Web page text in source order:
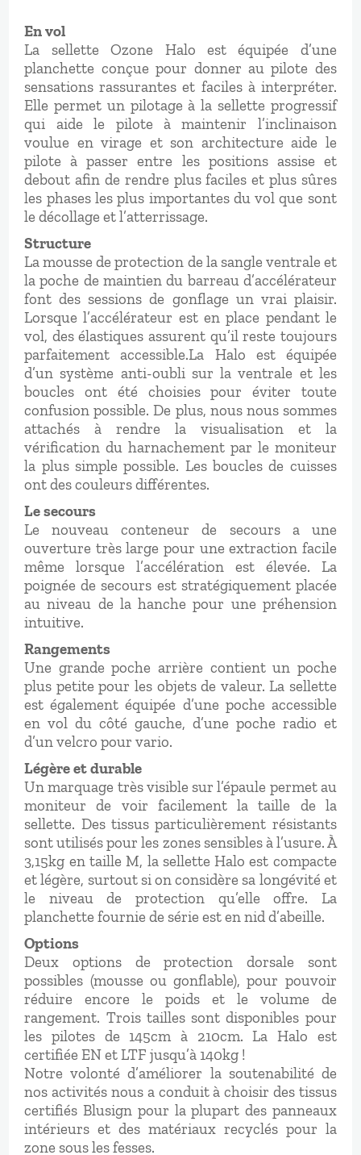
En vol
La sellette Ozone Halo est équipée d’une
planchette conçue pour donner au pilote des
sensations rassurantes et faciles à interpréter.
Elle permet un pilotage à la sellette progressif
qui aide le pilote à maintenir l’inclinaison
voulue en virage et son architecture aide le
pilote à passer entre les positions assise et
debout afin de rendre plus faciles et plus sûres
les phases les plus importantes du vol que sont
le décollage et l’atterrissage.
Structure
La mousse de protection de la sangle ventrale et
la poche de maintien du barreau d’accélérateur
font des sessions de gonflage un vrai plaisir.
Lorsque l’accélérateur est en place pendant le
vol, des élastiques assurent qu’il reste toujours
parfaitement accessible.La Halo est équipée
d’un système anti-oubli sur la ventrale et les
boucles ont été choisies pour éviter toute
confusion possible. De plus, nous nous sommes
attachés à rendre la visualisation et la
vérification du harnachement par le moniteur
la plus simple possible. Les boucles de cuisses
ont des couleurs différentes.
Le secours
Le nouveau conteneur de secours a une
ouverture très large pour une extraction facile
même lorsque l’accélération est élevée. La
poignée de secours est stratégiquement placée
au niveau de la hanche pour une préhension
intuitive.
Rangements
Une grande poche arrière contient un poche
plus petite pour les objets de valeur. La sellette
est également équipée d’une poche accessible
en vol du côté gauche, d’une poche radio et
d’un velcro pour vario.
Légère et durable
Un marquage très visible sur l’épaule permet au
moniteur de voir facilement la taille de la
sellette. Des tissus particulièrement résistants
sont utilisés pour les zones sensibles à l’usure. À
3,15kg en taille M, la sellette Halo est compacte
et légère, surtout si on considère sa longévité et
le niveau de protection qu’elle offre. La
planchette fournie de série est en nid d’abeille.
Options
Deux options de protection dorsale sont
possibles (mousse ou gonflable), pour pouvoir
réduire encore le poids et le volume de
rangement. Trois tailles sont disponibles pour
les pilotes de 145cm à 210cm. La Halo est
certifiée EN et LTF jusqu’à 140kg !
Notre volonté d’améliorer la soutenabilité de
nos activités nous a conduit à choisir des tissus
certifiés Blusign pour la plupart des panneaux
intérieurs et des matériaux recyclés pour la
zone sous les fesses.